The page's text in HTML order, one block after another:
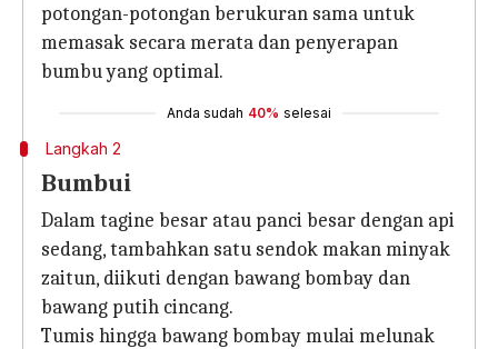
potongan-potongan berukuran sama untuk
memasak secara merata dan penyerapan
bumbu yang optimal.
Anda sudah 40% selesai
Langkah 2
Bumbui
Dalam tagine besar atau panci besar dengan api
sedang, tambahkan satu sendok makan minyak
zaitun, diikuti dengan bawang bombay dan
bawang putih cincang.
Tumis hingga bawang bombay mulai melunak